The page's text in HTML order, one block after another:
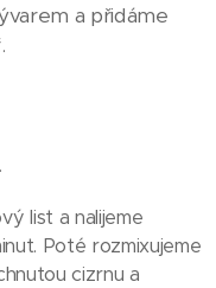
a přidáme
list a nalijeme
Poté rozmixujeme
cizrnu a